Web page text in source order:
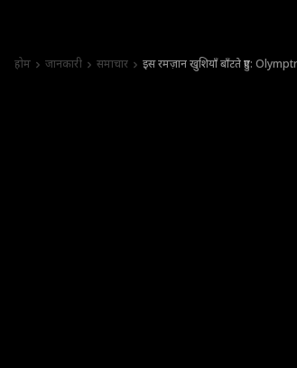
होम जानकारी समाचार इस रमज़ान खुशियाँ बाँटते हुए: